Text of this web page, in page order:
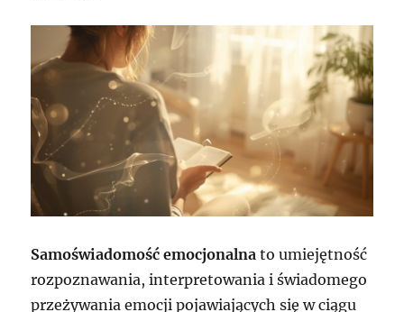
Samoświadomość emocjonalna to umiejętność
rozpoznawania, interpretowania i świadomego
przeżywania emocji pojawiających się w ciągu